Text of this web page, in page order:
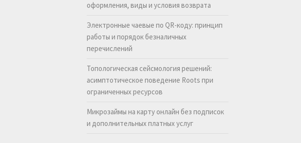
оформления, виды и условия возврата
Электронные чаевые по QR-коду: принцип
работы и порядок безналичных
перечислений
Топологическая сейсмология решений:
асимптотическое поведение Roots при
ограниченных ресурсов
Микрозаймы на карту онлайн без подписок
и дополнительных платных услуг